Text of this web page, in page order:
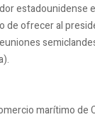
estadounidense
de ofrecer al
marítimo de